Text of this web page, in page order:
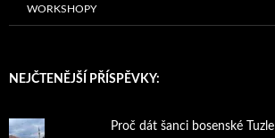
WORKSHOPY
NEJČTENĚJŠÍ PŘÍSPĚVKY:
Proč dát šanci bosenské Tuzle